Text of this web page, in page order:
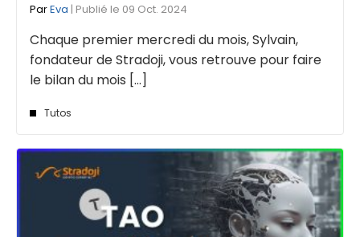
ParEva | Publié le 09 Oct. 2024
Chaque premier mercredi du mois, Sylvain,
fondateur de Stradoji, vous retrouve pour faire
le bilan du mois [...]
Tutos